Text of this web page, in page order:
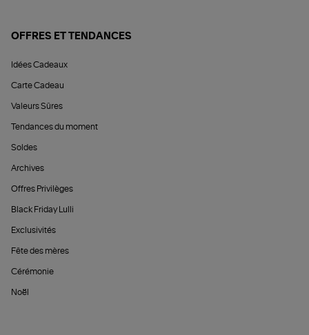
OFFRES ET TENDANCES
Idées Cadeaux
Carte Cadeau
Valeurs Sûres
Tendances du moment
Soldes
Archives
Offres Privilèges
Black Friday Lulli
Exclusivités
Fête des mères
Cérémonie
Noël